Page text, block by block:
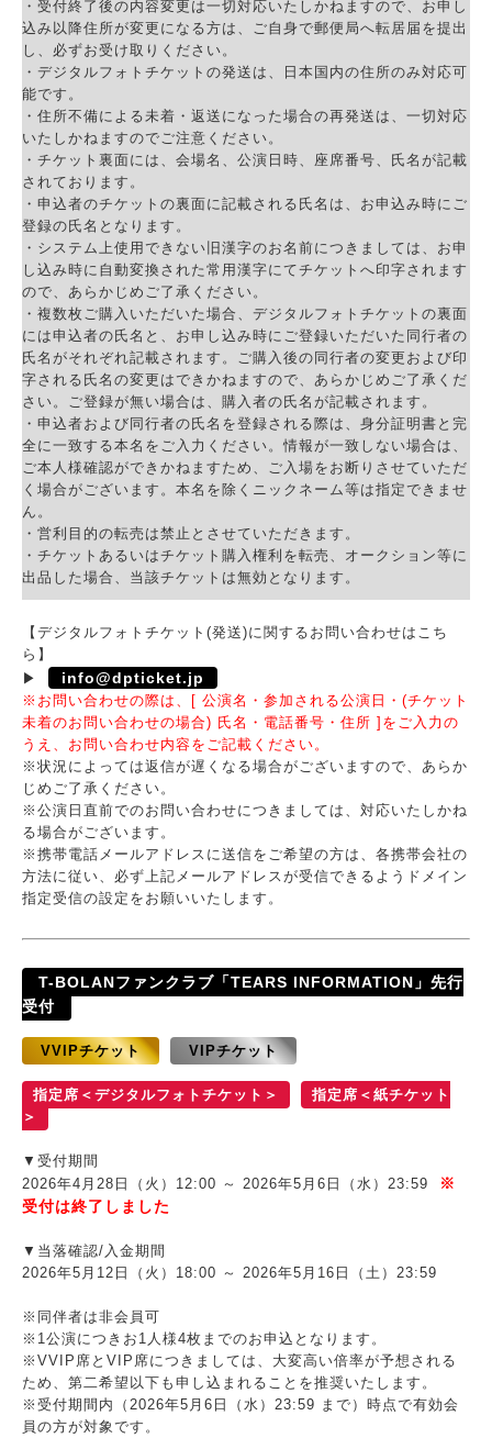
・受付終了後の内容変更は一切対応いたしかねますので、お申し
込み以降住所が変更になる方は、ご自身で郵便局へ転居届を提出
し、必ずお受け取りください。
・デジタルフォトチケットの発送は、日本国内の住所のみ対応可
能です。
・住所不備による未着・返送になった場合の再発送は、一切対応
いたしかねますのでご注意ください。
・チケット裏面には、会場名、公演日時、座席番号、氏名が記載
されております。
・申込者のチケットの裏面に記載される氏名は、お申込み時にご
登録の氏名となります。
・システム上使用できない旧漢字のお名前につきましては、お申
し込み時に自動変換された常用漢字にてチケットへ印字されます
ので、あらかじめご了承ください。
・複数枚ご購入いただいた場合、デジタルフォトチケットの裏面
には申込者の氏名と、お申し込み時にご登録いただいた同行者の
氏名がそれぞれ記載されます。ご購入後の同行者の変更および印
字される氏名の変更はできかねますので、あらかじめご了承くだ
さい。ご登録が無い場合は、購入者の氏名が記載されます。
・申込者および同行者の氏名を登録される際は、身分証明書と完
全に一致する本名をご入力ください。情報が一致しない場合は、
ご本人様確認ができかねますため、ご入場をお断りさせていただ
く場合がございます。本名を除くニックネーム等は指定できませ
ん。
・営利目的の転売は禁止とさせていただきます。
・チケットあるいはチケット購入権利を転売、オークション等に
出品した場合、当該チケットは無効となります。
【デジタルフォトチケット(発送)に関するお問い合わせはこち
ら】
▶
info@dpticket.jp
※お問い合わせの際は、[ 公演名・参加される公演日・(チケット
未着のお問い合わせの場合) 氏名・電話番号・住所 ]をご入力の
うえ、お問い合わせ内容をご記載ください。
※状況によっては返信が遅くなる場合がございますので、あらか
じめご了承ください。
※公演日直前でのお問い合わせにつきましては、対応いたしかね
る場合がございます。
※携帯電話メールアドレスに送信をご希望の方は、各携帯会社の
方法に従い、必ず上記メールアドレスが受信できるようドメイン
指定受信の設定をお願いいたします。
T-BOLANファンクラブ「TEARS INFORMATION」先行
受付
VVIPチケット VIPチケット
指定席＜デジタルフォトチケット＞
指定席＜紙チケット
＞
▼受付期間
2026年4月28日（火）12:00 ～ 2026年5月6日（水）23:59
※
受付は終了しました
▼当落確認/入金期間
2026年5月12日（火）18:00 ～ 2026年5月16日（土）23:59
※同伴者は非会員可
※1公演につきお1人様4枚までのお申込となります。
※VVIP席とVIP席につきましては、大変高い倍率が予想される
ため、第二希望以下も申し込まれることを推奨いたします。
※受付期間内（2026年5月6日（水）23:59 まで）時点で有効会
員の方が対象です。